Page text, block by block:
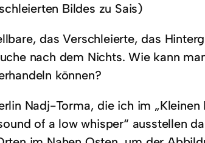
Bildes zu Sais)
das Verschleierte, das
nach dem Nichts. Wie kann
können?
Nadj-Torma, die ich im
of a low whisper“ ausstellen